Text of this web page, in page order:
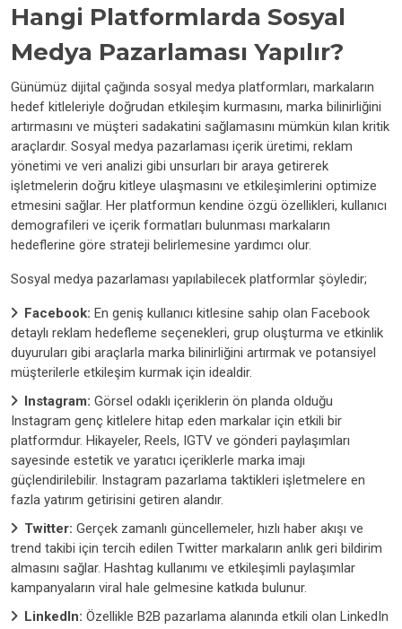
Hangi Platformlarda Sosyal
Medya Pazarlaması Yapılır?
Günümüz dijital çağında sosyal medya platformları, markaların
hedef kitleleriyle doğrudan etkileşim kurmasını, marka bilinirliğini
artırmasını ve müşteri sadakatini sağlamasını mümkün kılan kritik
araçlardır. Sosyal medya pazarlaması içerik üretimi, reklam
yönetimi ve veri analizi gibi unsurları bir araya getirerek
işletmelerin doğru kitleye ulaşmasını ve etkileşimlerini optimize
etmesini sağlar. Her platformun kendine özgü özellikleri, kullanıcı
demografileri ve içerik formatları bulunması markaların
hedeflerine göre strateji belirlemesine yardımcı olur.
Sosyal medya pazarlaması yapılabilecek platformlar şöyledir;
Facebook: En geniş kullanıcı kitlesine sahip olan Facebook
detaylı reklam hedefleme seçenekleri, grup oluşturma ve etkinlik
duyuruları gibi araçlarla marka bilinirliğini artırmak ve potansiyel
müşterilerle etkileşim kurmak için idealdir.
Instagram: Görsel odaklı içeriklerin ön planda olduğu
Instagram genç kitlelere hitap eden markalar için etkili bir
platformdur. Hikayeler, Reels, IGTV ve gönderi paylaşımları
sayesinde estetik ve yaratıcı içeriklerle marka imajı
güçlendirilebilir. Instagram pazarlama taktikleri işletmelere en
fazla yatırım getirisini getiren alandır.
Twitter: Gerçek zamanlı güncellemeler, hızlı haber akışı ve
trend takibi için tercih edilen Twitter markaların anlık geri bildirim
almasını sağlar. Hashtag kullanımı ve etkileşimli paylaşımlar
kampanyaların viral hale gelmesine katkıda bulunur.
LinkedIn: Özellikle B2B pazarlama alanında etkili olan LinkedIn